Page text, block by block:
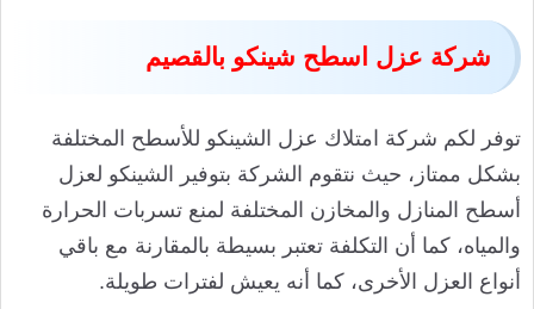
شركة عزل اسطح شينكو بالقصيم
توفر لكم شركة امتلاك عزل الشينكو للأسطح المختلفة
بشكل ممتاز، حيث نتقوم الشركة بتوفير الشينكو لعزل
أسطح المنازل والمخازن المختلفة لمنع تسربات الحرارة
والمياه، كما أن التكلفة تعتبر بسيطة بالمقارنة مع باقي
أنواع العزل الأخرى، كما أنه يعيش لفترات طويلة.